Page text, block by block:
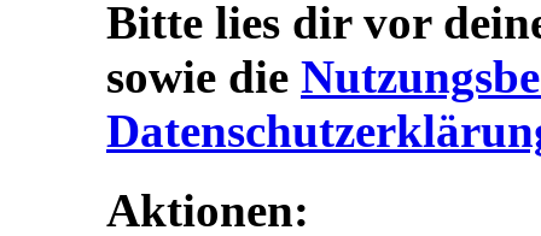
Bitte lies dir vor
sowie die
Aktionen: